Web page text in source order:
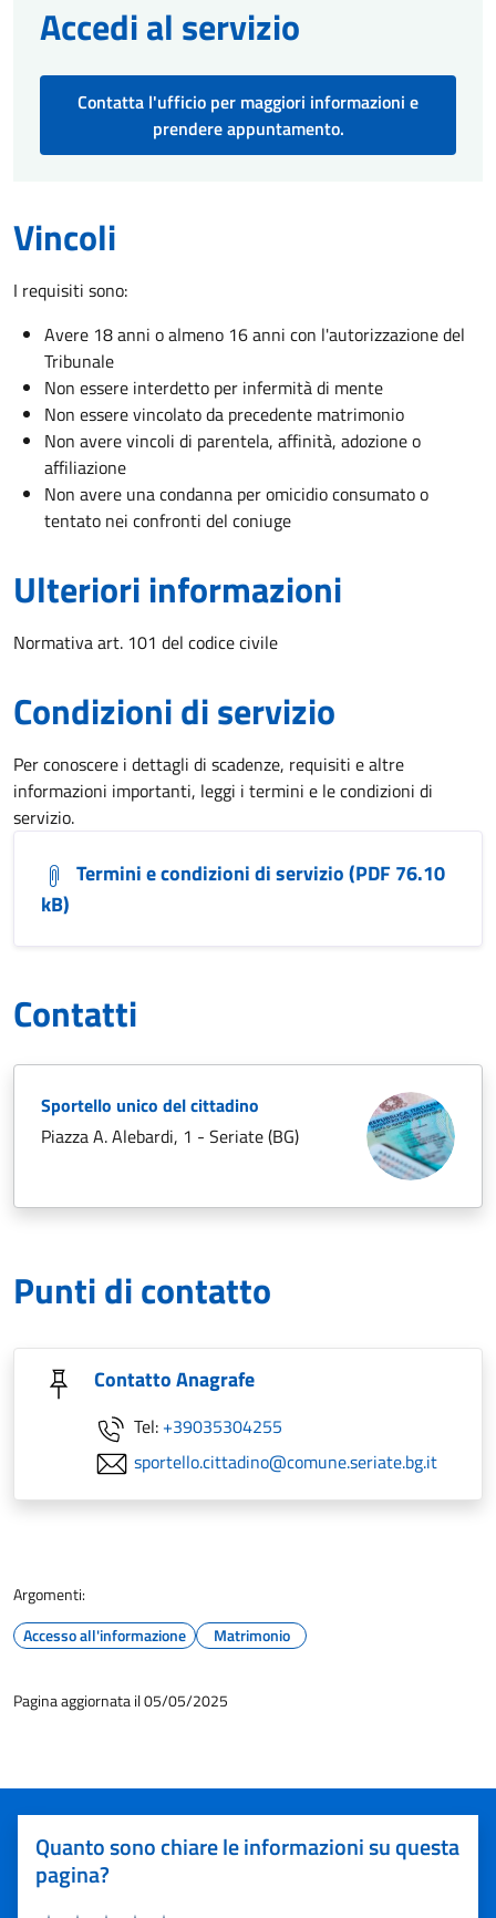
Accedi al servizio
Contatta l'ufficio per maggiori informazioni e
prendere appuntamento.
Vincoli
I requisiti sono:
Avere 18 anni o almeno 16 anni con l'autorizzazione del
Tribunale
Non essere interdetto per infermità di mente
Non essere vincolato da precedente matrimonio
Non avere vincoli di parentela, affinità, adozione o
affiliazione
Non avere una condanna per omicidio consumato o
tentato nei confronti del coniuge
Ulteriori informazioni
Normativa art. 101 del codice civile
Condizioni di servizio
Per conoscere i dettagli di scadenze, requisiti e altre
informazioni importanti, leggi i termini e le condizioni di
servizio.
Termini e condizioni di servizio (PDF 76.10
kB)
Contatti
Sportello unico del cittadino
Piazza A. Alebardi, 1 - Seriate (BG)
Punti di contatto
Contatto Anagrafe
Tel: +39035304255
sportello.cittadino@comune.seriate.bg.it
Argomenti:
Accesso all'informazione
Matrimonio
Pagina aggiornata il 05/05/2025
Quanto sono chiare le informazioni su questa
pagina?